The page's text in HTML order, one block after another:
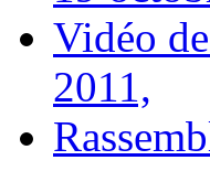
Vidéo
2011,